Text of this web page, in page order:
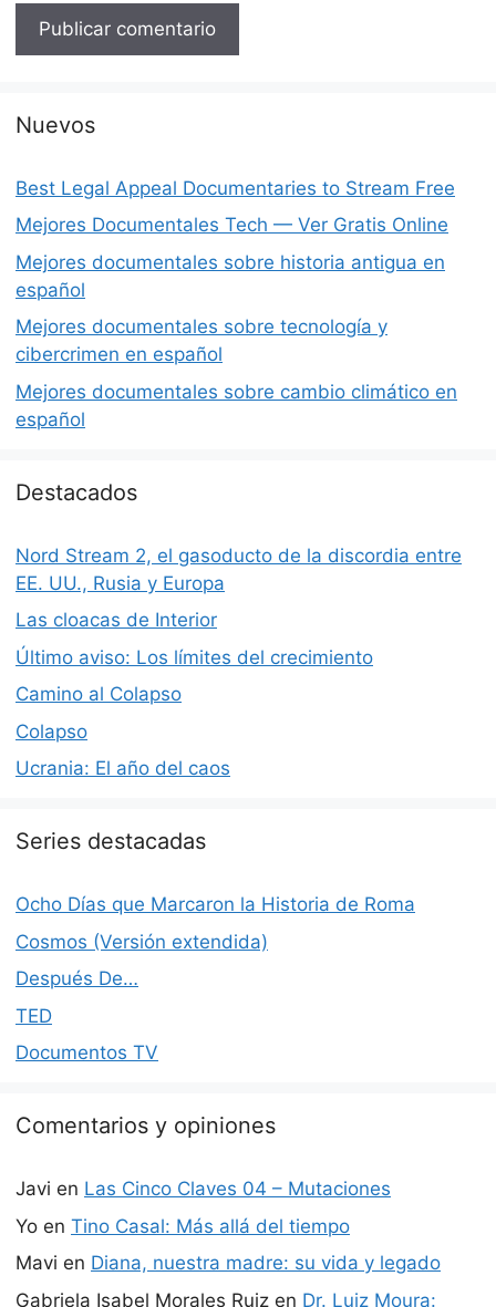
Nuevos
Best Legal Appeal Documentaries to Stream Free
Mejores Documentales Tech — Ver Gratis Online
Mejores documentales sobre historia antigua en
español
Mejores documentales sobre tecnología y
cibercrimen en español
Mejores documentales sobre cambio climático en
español
Destacados
Nord Stream 2, el gasoducto de la discordia entre
EE. UU., Rusia y Europa
Las cloacas de Interior
Último aviso: Los límites del crecimiento
Camino al Colapso
Colapso
Ucrania: El año del caos
Series destacadas
Ocho Días que Marcaron la Historia de Roma
Cosmos (Versión extendida)
Después De…
TED
Documentos TV
Comentarios y opiniones
Javi en Las Cinco Claves 04 – Mutaciones
Yo en Tino Casal: Más allá del tiempo
Mavi en Diana, nuestra madre: su vida y legado
Gabriela Isabel Morales Ruiz en Dr. Luiz Moura: